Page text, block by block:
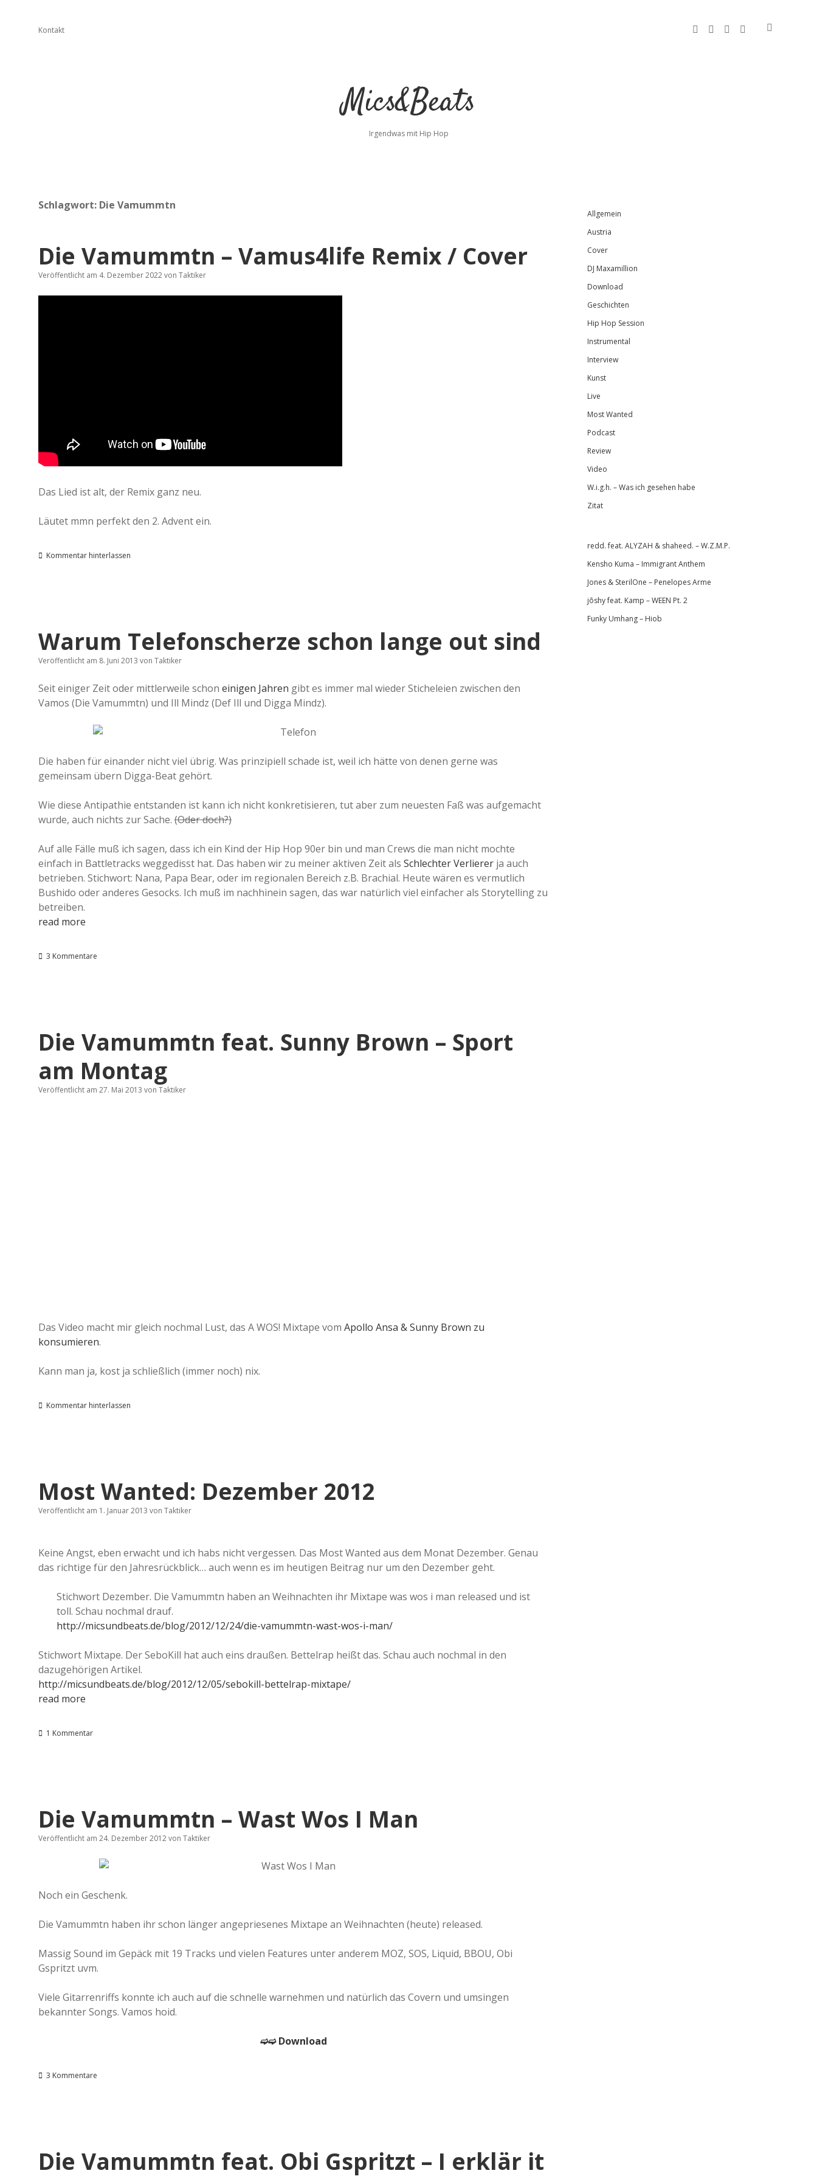
Kontakt facebookinstagrambandcamp
spotify
Mics&Beats
Irgendwas mit Hip Hop
Schlagwort: Die Vamummtn
Die Vamummtn – Vamus4life Remix / Cover
Veröffentlicht am 4. Dezember 2022von Taktiker
Das Lied ist alt, der Remix ganz neu.
Läutet mmn perfekt den 2. Advent ein.
Kommentar hinterlassen
Warum Telefonscherze schon lange out sind
Veröffentlicht am 8. Juni 2013 von Taktiker
Seit einiger Zeit oder mittlerweile schon einigen Jahren gibt es immer mal wieder Sticheleien zwischen den
Vamos (Die Vamummtn) und Ill Mindz (Def Ill und Digga Mindz).
Die haben für einander nicht viel übrig. Was prinzipiell schade ist, weil ich hätte von denen gerne was
gemeinsam übern Digga-Beat gehört.
Wie diese Antipathie entstanden ist kann ich nicht konkretisieren, tut aber zum neuesten Faß was aufgemacht
wurde, auch nichts zur Sache. (Oder doch?)
Auf alle Fälle muß ich sagen, dass ich ein Kind der Hip Hop 90er bin und man Crews die man nicht mochte
einfach in Battletracks weggedisst hat. Das haben wir zu meiner aktiven Zeit als Schlechter Verlierer ja auch
betrieben. Stichwort: Nana, Papa Bear, oder im regionalen Bereich z.B. Brachial. Heute wären es vermutlich
Bushido oder anderes Gesocks. Ich muß im nachhinein sagen, das war natürlich viel einfacher als Storytelling zu
betreiben.
read more
3 Kommentare
Die Vamummtn feat. Sunny Brown – Sport
am Montag
Veröffentlicht am 27. Mai 2013 von Taktiker
Das Video macht mir gleich nochmal Lust, das A WOS! Mixtape vom Apollo Ansa & Sunny Brown zu
konsumieren.
Kann man ja, kost ja schließlich (immer noch) nix.
Kommentar hinterlassen
Most Wanted: Dezember 2012
Veröffentlicht am 1. Januar 2013 von Taktiker
Keine Angst, eben erwacht und ich habs nicht vergessen. Das Most Wanted aus dem Monat Dezember. Genau
das richtige für den Jahresrückblick… auch wenn es im heutigen Beitrag nur um den Dezember geht.
Stichwort Dezember. Die Vamummtn haben an Weihnachten ihr Mixtape was wos i man released und ist
toll. Schau nochmal drauf.
http://micsundbeats.de/blog/2012/12/24/die-vamummtn-wast-wos-i-man/
Stichwort Mixtape. Der SeboKill hat auch eins draußen. Bettelrap heißt das. Schau auch nochmal in den
dazugehörigen Artikel.
http://micsundbeats.de/blog/2012/12/05/sebokill-bettelrap-mixtape/
read more
1 Kommentar
Die Vamummtn – Wast Wos I Man
Veröffentlicht am 24. Dezember 2012von Taktiker
Noch ein Geschenk.
Die Vamummtn haben ihr schon länger angepriesenes Mixtape an Weihnachten (heute) released.
Massig Sound im Gepäck mit 19 Tracks und vielen Features unter anderem MOZ, SOS, Liquid, BBOU, Obi
Gspritzt uvm.
Viele Gitarrenriffs konnte ich auch auf die schnelle warnehmen und natürlich das Covern und umsingen
bekannter Songs. Vamos hoid.
➫➫ Download
3 Kommentare
Die Vamummtn feat. Obi Gspritzt – I erklär it
Sidebar
Allgemein
Austria
Cover
DJ Maxamillion
Download
Geschichten
Hip Hop Session
Instrumental
Interview
Kunst
Live
Most Wanted
Podcast
Review
Video
W.i.g.h. – Was ich gesehen habe
Zitat
redd. feat. ALYZAH & shaheed. – W.Z.M.P.
Kensho Kuma – Immigrant Anthem
Jones & SterilOne – Penelopes Arme
jōshy feat. Kamp – WEEN Pt. 2
Funky Umhang – Hiob